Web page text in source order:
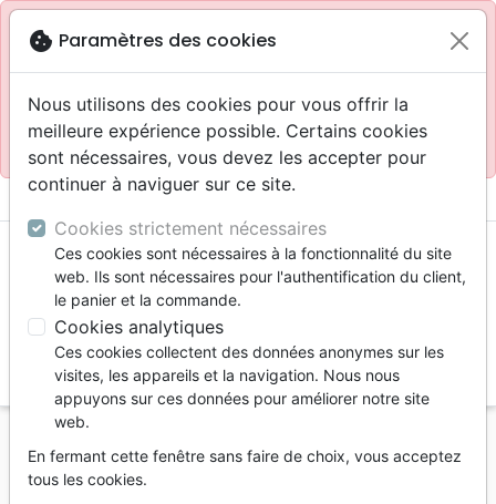
blockSite réservé aux professionnels
Accès pour les professionnels : Se connecter
Site pour le grand public : La Maison de la Bible
menu
Vous ne pouvez pas créer de nouvelle commande
depuis votre pays (United States).
cookie Paramètres des cookies
Nous utilisons des cookies pour vous offrir la
meilleure expérience possible. Certains cookies
sont nécessaires, vous devez les accepter pour
continuer à naviguer sur ce site.
Cookies strictement nécessaires
Ces cookies sont nécessaires à la fonctionnalité du site
web. Ils sont nécessaires pour l'authentification du client,
le panier et la commande.
Cookies analytiques
Ces cookies collectent des données anonymes sur les
visites, les appareils et la navigation. Nous nous
appuyons sur ces données pour améliorer notre site
web.
En fermant cette fenêtre sans faire de choix, vous acceptez
tous les cookies.